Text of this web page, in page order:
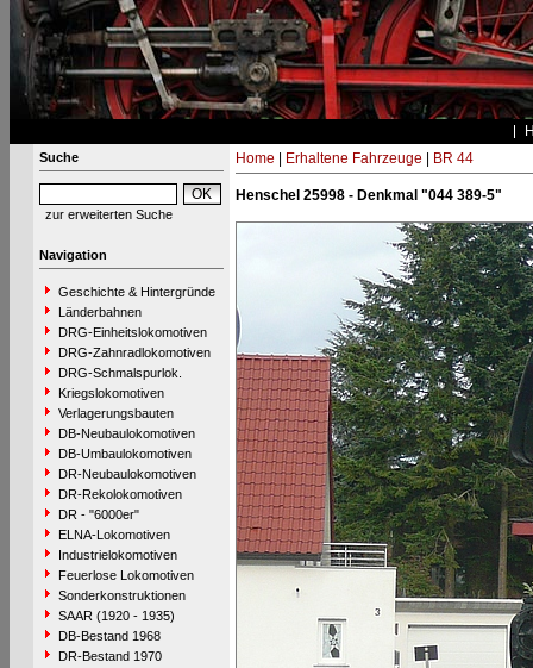
Suche
zur erweiterten Suche
Navigation
Geschichte & Hintergründe
Länderbahnen
DRG-Einheitslokomotiven
DRG-Zahnradlokomotiven
DRG-Schmalspurlok.
Kriegslokomotiven
Verlagerungsbauten
DB-Neubaulokomotiven
DB-Umbaulokomotiven
DR-Neubaulokomotiven
DR-Rekolokomotiven
DR - "6000er"
ELNA-Lokomotiven
Industrielokomotiven
Feuerlose Lokomotiven
Sonderkonstruktionen
SAAR (1920 - 1935)
DB-Bestand 1968
DR-Bestand 1970
Home Erhaltene Fahrzeuge BR 44
Henschel 25998 - Denkmal "044 389-5"